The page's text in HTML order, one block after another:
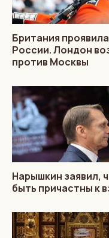
Британия
России. Лондон
против Москвы
Нарышкин заявил,
быть причастны к